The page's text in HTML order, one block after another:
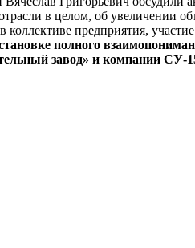
в целом, об увеличении
коллективе предприятия,
полного
завод» и компании СУ-